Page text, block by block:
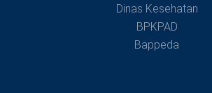
Dinas Kesehatan
BPKPAD
Bappeda